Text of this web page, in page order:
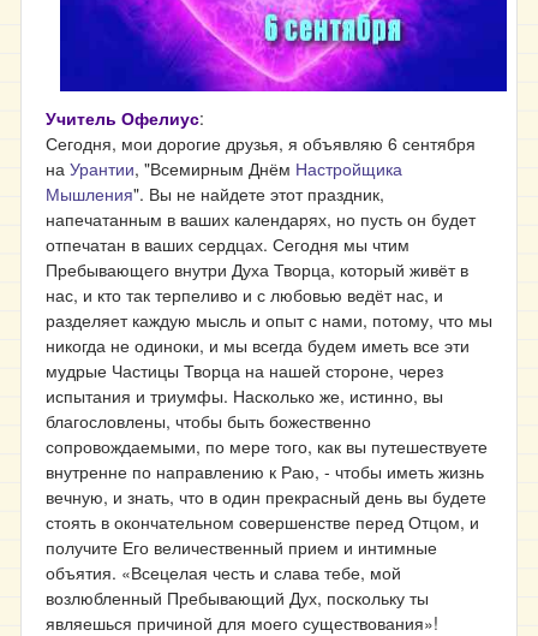
Учитель Офелиус:
Сегодня, мои дорогие друзья, я объявляю 6 сентября
на Урантии, "Всемирным Днём Настройщика
Мышления". Вы не найдете этот праздник,
напечатанным в ваших календарях, но пусть он будет
отпечатан в ваших сердцах. Сегодня мы чтим
Пребывающего внутри Духа Творца, который живёт в
нас, и кто так терпеливо и с любовью ведёт нас, и
разделяет каждую мысль и опыт с нами, потому, что мы
никогда не одиноки, и мы всегда будем иметь все эти
мудрые Частицы Творца на нашей стороне, через
испытания и триумфы. Насколько же, истинно, вы
благословлены, чтобы быть божественно
сопровождаемыми, по мере того, как вы путешествуете
внутренне по направлению к Раю, - чтобы иметь жизнь
вечную, и знать, что в один прекрасный день вы будете
стоять в окончательном совершенстве перед Отцом, и
получите Его величественный прием и интимные
объятия. «Всецелая честь и слава тебе, мой
возлюбленный Пребывающий Дух, поскольку ты
являешься причиной для моего существования»!